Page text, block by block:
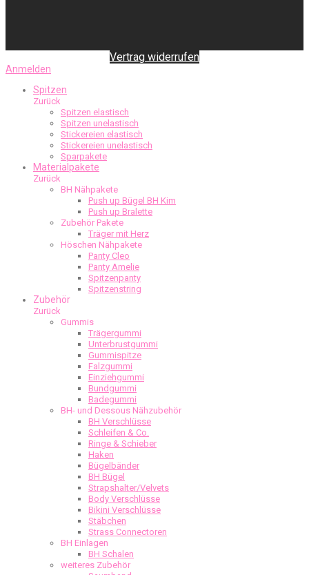
Vertrag widerrufen
Anmelden
Spitzen
Zurück
Spitzen elastisch
Spitzen unelastisch
Stickereien elastisch
Stickereien unelastisch
Sparpakete
Materialpakete
Zurück
BH Nähpakete
Push up Bügel BH Kim
Push up Bralette
Zubehör Pakete
Träger mit Herz
Höschen Nähpakete
Panty Cleo
Panty Amelie
Spitzenpanty
Spitzenstring
Zubehör
Zurück
Gummis
Trägergummi
Unterbrustgummi
Gummispitze
Falzgummi
Einziehgummi
Bundgummi
Badegummi
BH- und Dessous Nähzubehör
BH Verschlüsse
Schleifen & Co.
Ringe & Schieber
Haken
Bügelbänder
BH Bügel
Strapshalter/Velvets
Body Verschlüsse
Bikini Verschlüsse
Stäbchen
Strass Connectoren
BH Einlagen
BH Schalen
weiteres Zubehör